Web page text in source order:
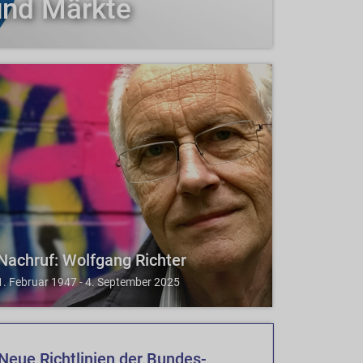
Märkte
Wolfgang Richter
Februar 1947 - 4. September 2025
Richtlinien der Bundes-